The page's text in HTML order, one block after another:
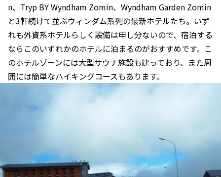
n、Tryp BY Wyndham Zomin、Wyndham Garden Zomin
と3軒続けて並ぶウィンダム系列の最新ホテルたち。いず
れも外資系ホテルらしく設備は申し分ないので、宿泊する
ならこのいずれかのホテルに泊まるのがおすすめです。こ
のホテルゾーンには大型サウナ施設も建っており、また周
囲には簡単なハイキングコースもあります。